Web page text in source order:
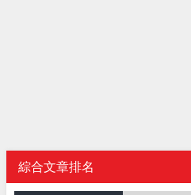
綜合文章排名